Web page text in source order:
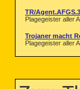
TR/
Plagegeister aller
Trojaner macht
Plagegeister aller